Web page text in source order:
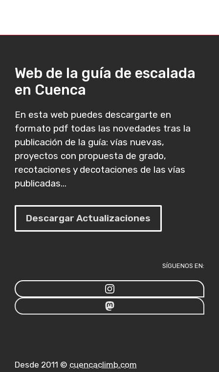
Web de la guía de escalada
en Cuenca
En esta web puedes descargarte en
formato pdf todas las novedades tras la
publicación de la guía: vías nuevas,
proyectos con propuesta de grado,
recotaciones y decotaciones de las vías
publicadas...
Descargar Actualizaciones
SÍGUENOS EN:
Desde 2011 © cuencaclimb.com